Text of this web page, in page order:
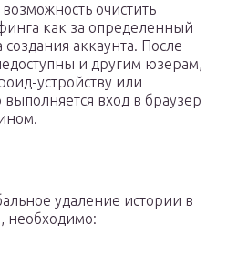
очистить
как за определенный
аккаунта. После
и другим юзерам,
устройству или
вход в браузер
удаление истории в
необходимо: